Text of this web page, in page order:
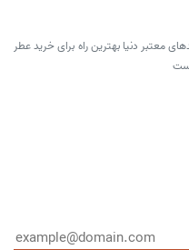
معتبر دنیا بهترین راه برای خرید عطر